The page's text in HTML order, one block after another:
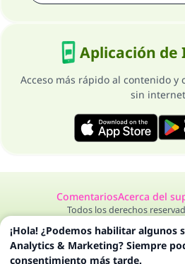
Aplicación de
Acceso más rápido al contenido y
sin internet
ComentariosAcerca del
Todos los derechos
¡Hola! ¿Podemos habilitar algunos
Analytics & Marketing? Siempre
consentimiento más tarde.